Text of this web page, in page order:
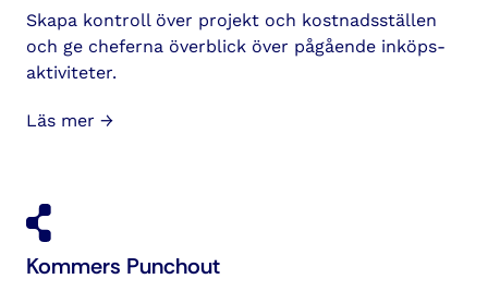
Skapa kontroll över projekt och kostnads­ställen
och ge cheferna överblick över pågående inköps­
aktiviteter.
Läs mer →
Kommers Punchout